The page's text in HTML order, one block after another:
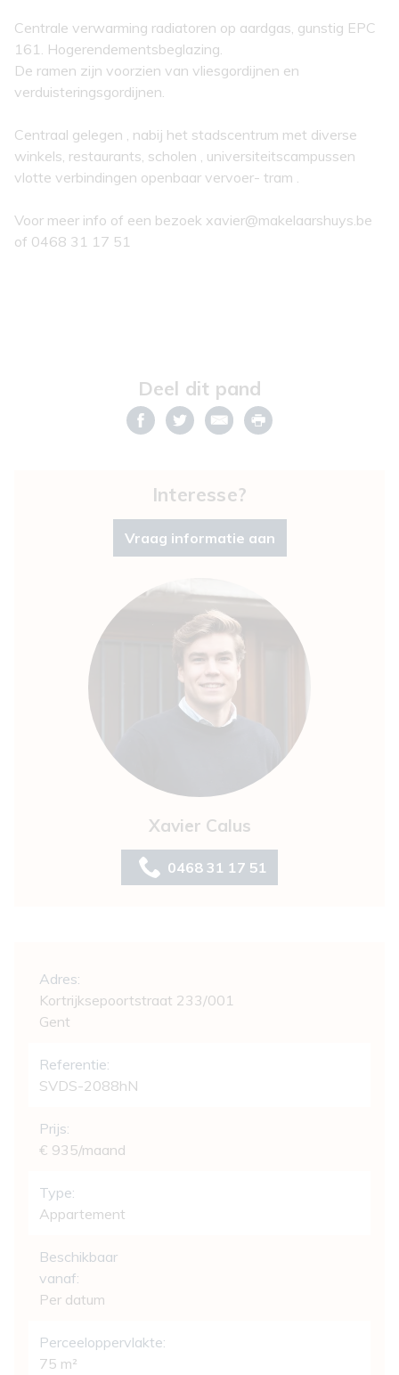
Centrale verwarming radiatoren op aardgas, gunstig EPC
161. Hogerendementsbeglazing.
De ramen zijn voorzien van vliesgordijnen en
verduisteringsgordijnen.
Centraal gelegen , nabij het stadscentrum met diverse
winkels, restaurants, scholen , universiteitscampussen
vlotte verbindingen openbaar vervoer- tram .
Voor meer info of een bezoek xavier@makelaarshuys.be
of 0468 31 17 51
Deel dit pand
Interesse?
Vraag informatie aan
Xavier Calus
0468 31 17 51
Adres:
Kortrijksepoortstraat 233/001
Gent
Referentie:
SVDS-2088hN
Prijs:
€ 935/maand
Type:
Appartement
Beschikbaar
vanaf:
Per datum
Perceeloppervlakte:
75 m²